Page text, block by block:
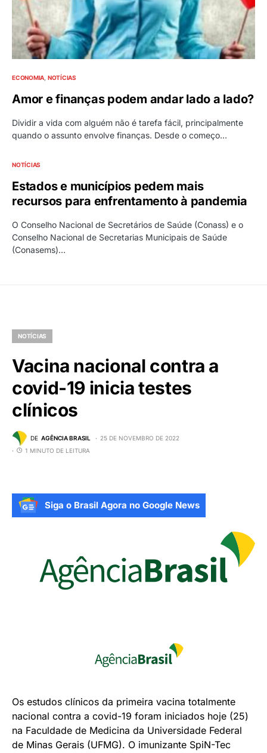
ECONOMIA NOTÍCIAS
Amor e finanças podem andar lado a lado?
Dividir a vida com alguém não é tarefa fácil, principalmente
quando o assunto envolve finanças. Desde o começo…
NOTÍCIAS
Estados e municípios pedem mais
recursos para enfrentamento à pandemia
O Conselho Nacional de Secretários de Saúde (Conass) e o
Conselho Nacional de Secretarias Municipais de Saúde
(Conasems)…
NOTÍCIAS
Vacina nacional contra a
covid-19 inicia testes
clínicos
DE AGÊNCIA BRASIL
25 DE NOVEMBRO DE 2022
1 MINUTO DE LEITURA
Siga o Brasil Agora no Google News
Os estudos clínicos da primeira vacina totalmente
nacional contra a covid-19 foram iniciados hoje (25)
na Faculdade de Medicina da Universidade Federal
de Minas Gerais (UFMG). O imunizante SpiN-Tec